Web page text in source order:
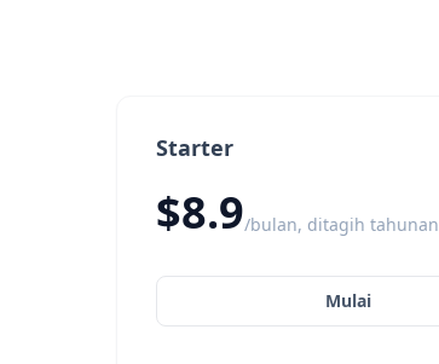
Starter
$8.9/bulan, ditagih tahunan
Mulai